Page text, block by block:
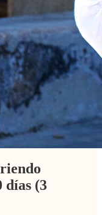
días (3